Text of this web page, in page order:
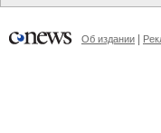
Об издании